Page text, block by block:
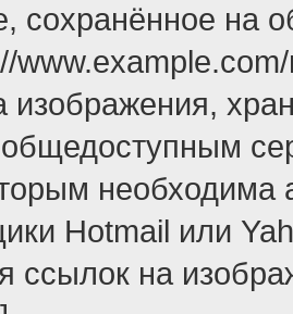
сохранённое на
изображения,
общедоступным
Hotmail или
ссылок на